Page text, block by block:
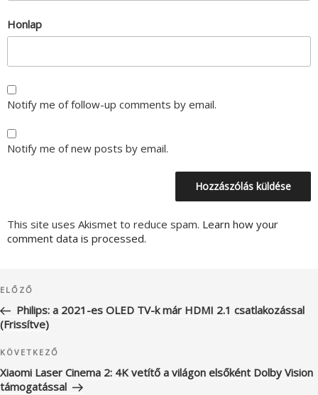
Honlap
Notify me of follow-up comments by email.
Notify me of new posts by email.
This site uses Akismet to reduce spam. Learn how your
comment data is processed.
navigáció
Korábbi
bejegyzés
ELŐZŐ
Philips: a 2021-es OLED TV-k már HDMI 2.1 csatlakozással
(Frissítve)
Következő
bejegyzés
KÖVETKEZŐ
Xiaomi Laser Cinema 2: 4K vetítő a világon elsőként Dolby Vision
támogatással